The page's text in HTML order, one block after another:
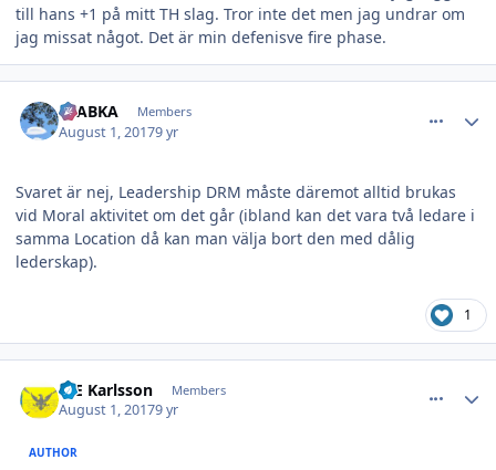
till hans +1 på mitt TH slag. Tror inte det men jag undrar om
jag missat något. Det är min defenisve fire phase.
CTABKA Members
August 1, 20179 yr
Svaret är nej, Leadership DRM måste däremot alltid brukas
vid Moral aktivitet om det går (ibland kan det vara två ledare i
samma Location då kan man välja bort den med dålig
lederskap).
1
B-E Karlsson Members
August 1, 20179 yr
AUTHOR